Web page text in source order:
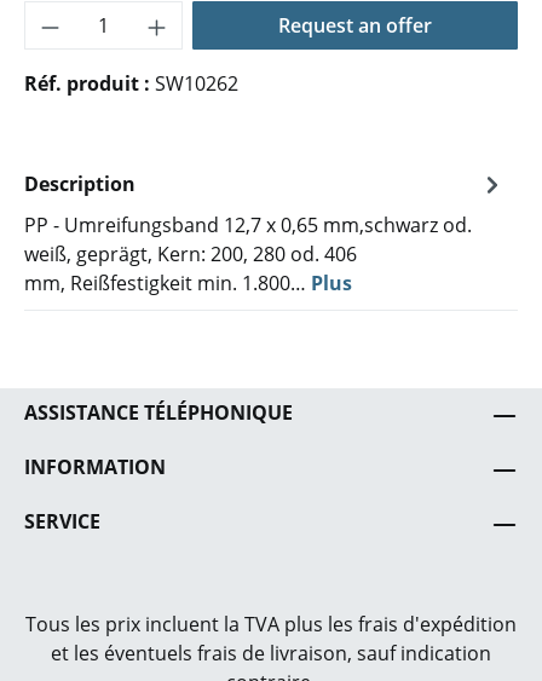
Quantité de produit : Entrez la
Request an offer
Réf. produit : SW10262
Description
PP - Umreifungsband 12,7 x 0,65 mm,schwarz od.
weiß, geprägt, Kern: 200, 280 od. 406
mm, Reißfestigkeit min. 1.800… Plus
ASSISTANCE TÉLÉPHONIQUE
INFORMATION
SERVICE
Tous les prix incluent la TVA plus les frais d'expédition
et les éventuels frais de livraison, sauf indication